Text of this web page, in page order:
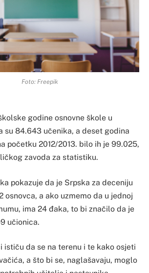
Foto: Freepik
godine osnovne škole u
su 84.643 učenika, a deset godina
početku 2012/2013. bilo ih je 99.025,
zavoda za statistiku.
pokazuje da je Srpska za deceniju
osnovca, a ako uzmemo da u jednoj
ima 24 đaka, to bi značilo da je
učionica.
ističu da se na terenu i te kako osjeti
a što bi se, naglašavaju, moglo